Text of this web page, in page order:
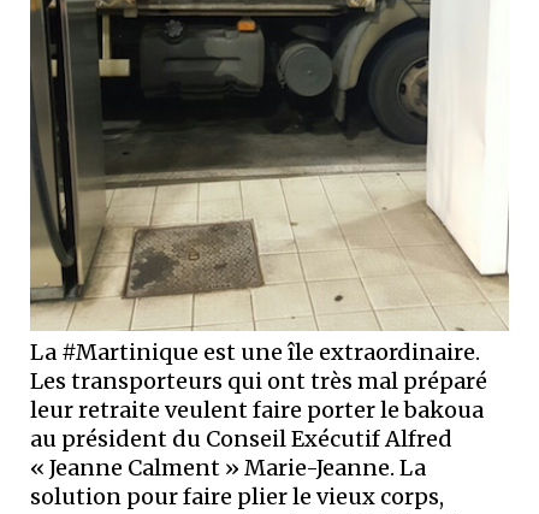
La #Martinique est une île extraordinaire.
Les transporteurs qui ont très mal préparé
leur retraite veulent faire porter le bakoua
au président du Conseil Exécutif Alfred
« Jeanne Calment » Marie-Jeanne. La
solution pour faire plier le vieux corps,